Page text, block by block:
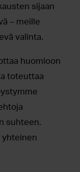
sijaan
– meille
valinta.
huomioon
toteuttaa
suhteen.
yhteinen